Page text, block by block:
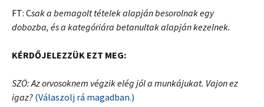
FT: Csak a bemagolt tételek alapján besorolnak egy
dobozba, és a kategóriára betanultak alapján kezelnek.
KÉRDŐJELEZZÜK EZT MEG:
SZÖ: Az orvosoknem végzik elég jól a munkájukat. Vajon ez
igaz? (Válaszolj rá magadban.)